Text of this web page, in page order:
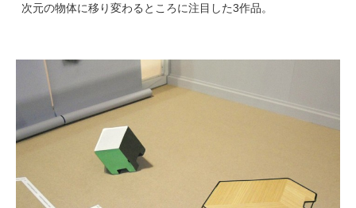
次元の物体に移り変わるところに注目した3作品。